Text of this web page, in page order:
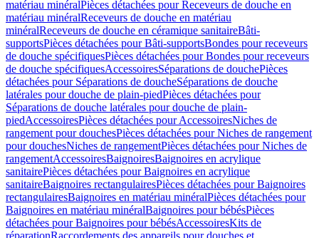
matériau minéralPièces détachées pour Receveurs de douche en
matériau minéralReceveurs de douche en matériau
minéralReceveurs de douche en céramique sanitaireBâti-
supportsPièces détachées pour Bâti-supportsBondes pour receveurs
de douche spécifiquesPièces détachées pour Bondes pour receveurs
de douche spécifiquesAccessoiresSéparations de douchePièces
détachées pour Séparations de doucheSéparations de douche
latérales pour douche de plain-piedPièces détachées pour
Séparations de douche latérales pour douche de plain-
piedAccessoiresPièces détachées pour AccessoiresNiches de
rangement pour douchesPièces détachées pour Niches de rangement
pour douchesNiches de rangementPièces détachées pour Niches de
rangementAccessoiresBaignoiresBaignoires en acrylique
sanitairePièces détachées pour Baignoires en acrylique
sanitaireBaignoires rectangulairesPièces détachées pour Baignoires
rectangulairesBaignoires en matériau minéralPièces détachées pour
Baignoires en matériau minéralBaignoires pour bébésPièces
détachées pour Baignoires pour bébésAccessoiresKits de
réparationRaccordements des appareils pour douches et